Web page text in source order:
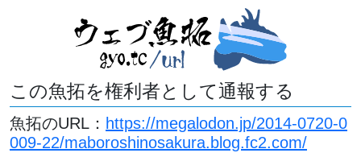
この魚拓を権利者として通報する
魚拓のURL： https://megalodon.jp/2014-0720-0
009-22/maboroshinosakura.blog.fc2.com/